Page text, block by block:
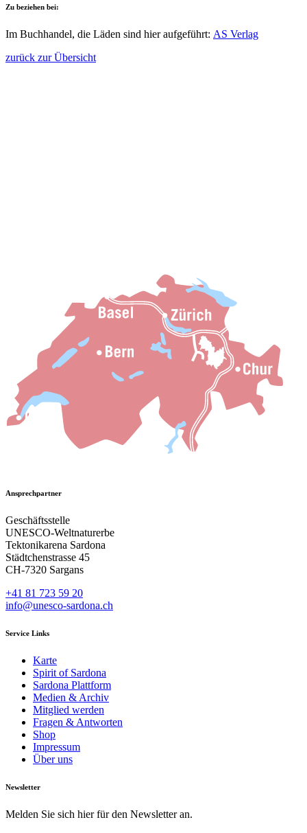
Zu beziehen bei:
Im Buchhandel, die Läden sind hier aufgeführt: AS Verlag
zurück zur Übersicht
Ansprechpartner
Geschäftsstelle
UNESCO-Weltnaturerbe
Tektonikarena Sardona
Städtchenstrasse 45
CH-7320 Sargans
+41 81 723 59 20
info@unesco-sardona.ch
Service Links
Karte
Spirit of Sardona
Sardona Plattform
Medien & Archiv
Mitglied werden
Fragen & Antworten
Shop
Impressum
Über uns
Newsletter
Melden Sie sich hier für den Newsletter an.